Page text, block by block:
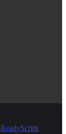
ReadyScript